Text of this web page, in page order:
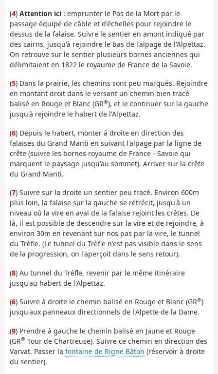
(4) Attention ici : emprunter le Pas de la Mort par le
passage équipé de câble et d'échelles pour rejoindre le
dessus de la falaise. Suivre le sentier en amont indiqué par
des cairns, jusqu'à rejoindre le bas de l'alpage de l'Alpettaz.
On retrouve sur le sentier plusieurs bornes anciennes qui
délimitaient en 1822 le royaume de France de la Savoie.
(5) Dans la prairie, les chemins sont peu marqués. Rejoindre
en montant droit dans le versant un chemin bien tracé
balisé en Rouge et Blanc (GR®), et le continuer sur la gauche
jusqu'à rejoindre le habert de l'Alpettaz.
(6) Depuis le habert, monter à droite en direction des
falaises du Grand Manti en suivant l'alpage par la ligne de
crête (suivre les bornes royaume de France - Savoie qui
marquent le paysage jusqu'au sommet). Arriver sur la crête
du Grand Manti.
(7) Suivre sur la droite un sentier peu tracé. Environ 600m
plus loin, la falaise sur la gauche se rétrécit, jusqu'à un
niveau où la vire en aval de la falaise rejoint les crêtes. De
là, il est possible de descendre sur la vire et de rejoindre, à
environ 30m en revenant sur nos pas par la vire, le tunnel
du Trèfle. (Le tunnel du Trèfle n'est pas visible dans le sens
de la progression, on l'aperçoit dans le sens retour).
(8) Au tunnel du Trèfle, revenir par le même itinéraire
jusqu'au habert de l'Alpettaz.
(6) Suivre à droite le chemin balisé en Rouge et Blanc (GR®)
jusqu'aux panneaux directionnels de l'Alpette de la Dame.
(9) Prendre à gauche le chemin balisé en Jaune et Rouge
(GR® Tour de Chartreuse). Suivre ce chemin en direction des
Varvat. Passer la fontaine de Rigne Bâton (réservoir à droite
du sentier).